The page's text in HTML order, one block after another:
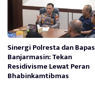
Sinergi Polresta dan Bapas
Banjarmasin: Tekan
Residivisme Lewat Peran
Bhabinkamtibmas